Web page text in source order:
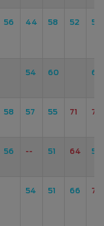
56 44 58 52 53
54 60 63
58 57 55 71 71
56 -- 51 64 52
54 51 66 70